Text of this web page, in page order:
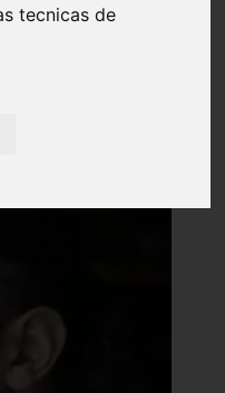
tecnicas de